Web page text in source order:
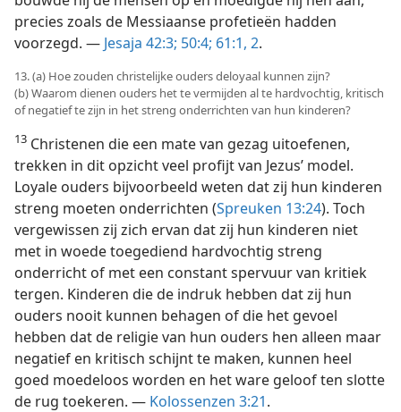
precies zoals de Messiaanse profetieën hadden
voorzegd. — Jesaja 42:3; 50:4; 61:1, 2.
13. (a) Hoe zouden christelijke ouders deloyaal kunnen zijn?
(b) Waarom dienen ouders het te vermijden al te hardvochtig, kritisch
of negatief te zijn in het streng onderrichten van hun kinderen?
13 Christenen die een mate van gezag uitoefenen,
trekken in dit opzicht veel profijt van Jezus’ model.
Loyale ouders bijvoorbeeld weten dat zij hun kinderen
streng moeten onderrichten (Spreuken 13:24). Toch
vergewissen zij zich ervan dat zij hun kinderen niet
met in woede toegediend hardvochtig streng
onderricht of met een constant spervuur van kritiek
tergen. Kinderen die de indruk hebben dat zij hun
ouders nooit kunnen behagen of die het gevoel
hebben dat de religie van hun ouders hen alleen maar
negatief en kritisch schijnt te maken, kunnen heel
goed moedeloos worden en het ware geloof ten slotte
de rug toekeren. — Kolossenzen 3:21.